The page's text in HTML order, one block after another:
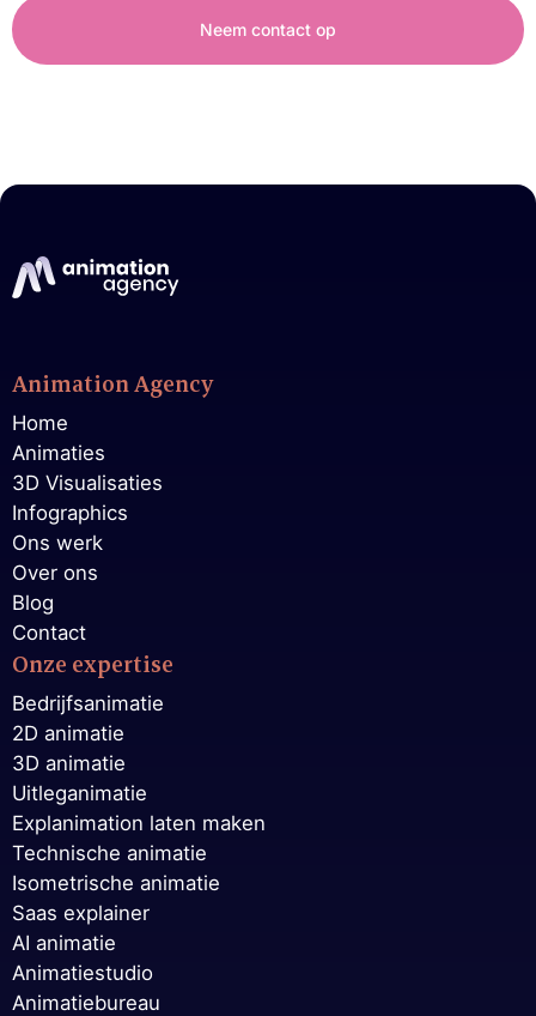
Neem contact op
Animation Agency
Home
Animaties
3D Visualisaties
Infographics
Ons werk
Over ons
Blog
Contact
Onze expertise
Bedrijfsanimatie
2D animatie
3D animatie
Uitleganimatie
Explanimation laten maken
Technische animatie
Isometrische animatie
Saas explainer
AI animatie
Animatiestudio
Animatiebureau